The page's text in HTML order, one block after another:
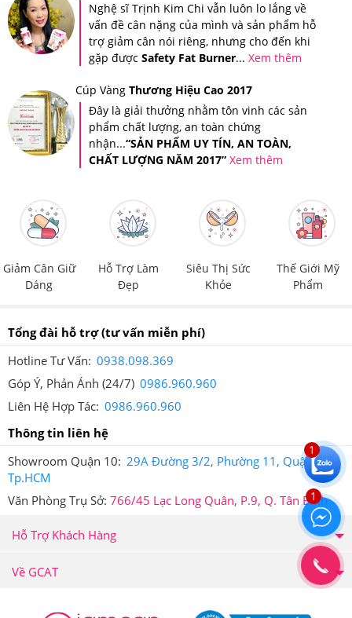
được xem là địa chỉ đáng tin cậy và là nơi mua sắm, làm
đẹp, chăm sóc sức khỏe lý tưởng của tất cả mọi người.
bằng ứng dụng iCheck - Ứng dụng tra cứu nguồn gốc
sản phẩm được sử dụng rộng rãi bởi người tiêu dùng
Việt Nam.
Trên mỗi sản phẩm tại Hệ thống Giảm Cân An Toàn đều
quyền lợi của khách hàng.
Khi cào lớp tem này ra thì bạn sẽ nhận được mã số của
sản phẩm mình đã mua, sau đó, bạn soạn tin nhắn theo
cú pháp hướng dẫn trên tem và gửi đến 7039 để được
xác thực.
Sau khi bạn đã soạn tin nhắn mã số gửi đi thì tổng đài sẽ
gửi trả về cho bạn tin nhắn xác thực sản phẩm bạn vừa
Nghệ sĩ Trịnh Kim Chi vẫn luôn lo lắng về
vấn đề cân nặng của mình và sản phẩm hỗ
trợ giảm cân nói riêng, nhưng cho đến khi
gặp được Safety Fat Burner... Xem thêm
Cúp Vàng Thương Hiệu Cao 2017
Đây là giải thưởng nhằm tôn vinh các sản
phẩm chất lượng, an toàn chứng
nhận...“SẢN PHẨM UY TÍN, AN TOÀN,
CHẤT LƯỢNG NĂM 2017” Xem thêm
Giảm Cân Giữ
Dáng
Hỗ Trợ Làm
Đẹp
Siêu Thị Sức
Khỏe
Thế Giới Mỹ
Phẩm
Tổng đài hỗ trợ(tư vấn miễn phí)
Hotline Tư Vấn: 0938.098.369
Góp Ý, Phản Ánh (24/7) 0986.960.960
Liên Hệ Hợp Tác: 0986.960.960
Thông tin liên hệ
Showroom Quận 10: 29A Đường 3/2, Phường 11, Quận 10,
Tp.HCM
Văn Phòng Trụ Sở: 766/45 Lạc Long Quân, P.9, Q. Tân Bình
Hỗ Trợ Khách Hàng
Về GCAT
1
1